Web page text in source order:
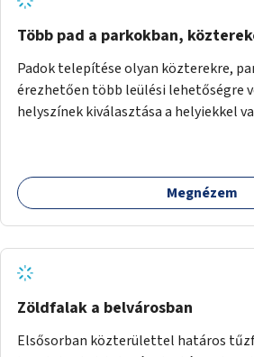
Több pad a parkokban,
Padok telepítése olyan közterekre,
érezhetően több leülési lehetőségre
helyszínek kiválasztása a helyiekkel
Megnézem
Zöldfalak a belvárosban
Elsősorban közterülettel határos